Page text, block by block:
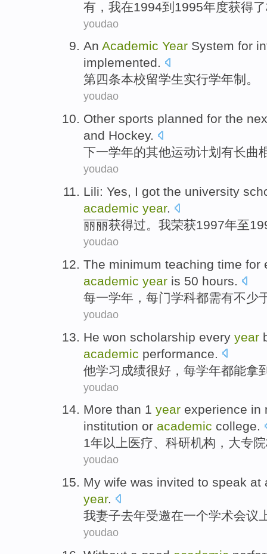
有 ， 我在1994到1995年度获得了
youdao
An Academic Year System for
implemented.
第四条本校留学生实行学年制。
youdao
Other sports planned for the
and Hockey.
下一学年的其他运动计划 有长曲
youdao
Lili: Yes, I got the university
academic year.
丽丽获得过。 我荣获1997年至
youdao
The minimum teaching time for
academic year is 50 hours.
每一学年， 每门学科都需有不少
youdao
He won scholarship every year
academic performance
他学习 成绩很好 ， 每学年都能拿
youdao
More than 1 year experience in
institution or academic college.
1年以上 医疗、 科研机构 ， 大专
youdao
My wife was invited to speak at
year.
我妻子去年受邀在一个学术会议
youdao